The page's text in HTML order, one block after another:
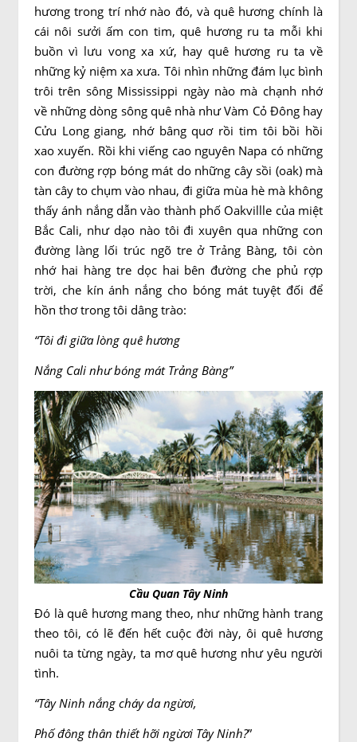
hương trong trí nhớ nào đó, và quê hương chính là
cái nôi sưởi ấm con tim, quê hương ru ta mỗi khi
buồn vì lưu vong xa xứ, hay quê hương ru ta về
những kỷ niệm xa xưa. Tôi nhìn những đám lục bình
trôi trên sông Mississippi ngày nào mà chạnh nhớ
về những dòng sông quê nhà như Vàm Cỏ Đông hay
Cửu Long giang, nhớ bâng quơ rồi tim tôi bồi hồi
xao xuyến. Rồi khi viếng cao nguyên Napa có những
con đường rợp bóng mát do những cây sồi (oak) mà
tàn cây to chụm vào nhau, đi giữa mùa hè mà không
thấy ánh nắng dẫn vào thành phố Oakvillle của miệt
Bắc Cali, như dạo nào tôi đi xuyên qua những con
đường làng lối trúc ngõ tre ở Trảng Bàng, tôi còn
nhớ hai hàng tre dọc hai bên đường che phủ rợp
trời, che kín ánh nắng cho bóng mát tuyệt đối để
hồn thơ trong tôi dâng trào:
“Tôi đi giữa lòng quê hương
Nắng Cali như bóng mát Trảng Bàng”
Cầu Quan Tây Ninh
Đó là quê hương mang theo, như những hành trang
theo tôi, có lẽ đến hết cuộc đời này, ôi quê hương
nuôi ta từng ngày, ta mơ quê hương như yêu người
tình.
“Tây Ninh nắng cháy da ngừơi,
Phố đông thân thiết hỡi ngừơi Tây Ninh?”